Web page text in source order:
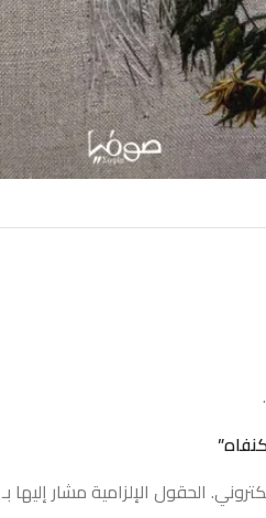
الحقول الإلزامية مشار إليها بـ